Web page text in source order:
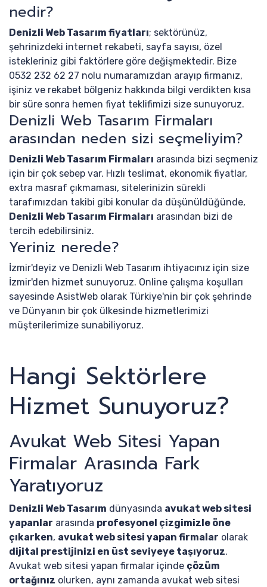
nedir?
Denizli Web Tasarım fiyatları; sektörünüz,
şehrinizdeki internet rekabeti, sayfa sayısı, özel
istekleriniz gibi faktörlere göre değişmektedir. Bize
0532 232 62 27 nolu numaramızdan arayıp firmanız,
işiniz ve rekabet bölgeniz hakkında bilgi verdikten kısa
bir süre sonra hemen fiyat teklifimizi size sunuyoruz.
Denizli Web Tasarım Firmaları
arasından neden sizi seçmeliyim?
Denizli Web Tasarım Firmaları arasında bizi seçmeniz
için bir çok sebep var. Hızlı teslimat, ekonomik fiyatlar,
extra masraf çıkmaması, sitelerinizin sürekli
tarafımızdan takibi gibi konular da düşünüldüğünde,
Denizli Web Tasarım Firmaları arasından bizi de
tercih edebilirsiniz.
Yeriniz nerede?
İzmir'deyiz ve Denizli Web Tasarım ihtiyacınız için size
İzmir'den hizmet sunuyoruz. Online çalışma koşulları
sayesinde AsistWeb olarak Türkiye'nin bir çok şehrinde
ve Dünyanın bir çok ülkesinde hizmetlerimizi
müşterilerimize sunabiliyoruz.
Hangi Sektörlere
Hizmet Sunuyoruz?
Avukat Web Sitesi Yapan
Firmalar Arasında Fark
Yaratıyoruz
Denizli Web Tasarım dünyasında avukat web sitesi
yapanlar arasında profesyonel çizgimizle öne
çıkarken, avukat web sitesi yapan firmalar olarak
dijital prestijinizi en üst seviyeye taşıyoruz.
Avukat web sitesi yapan firmalar içinde çözüm
ortağınız olurken, aynı zamanda avukat web sitesi